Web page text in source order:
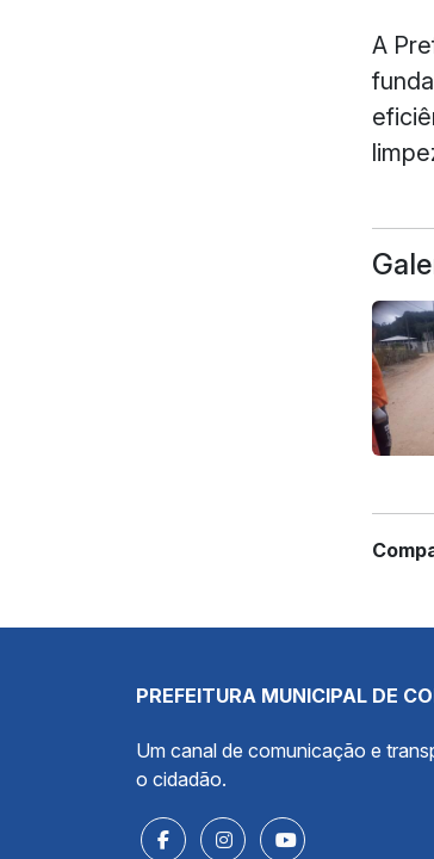
A
PREFEITURA MUNICIPAL DE
Um canal de comunicação e
o cidadão.